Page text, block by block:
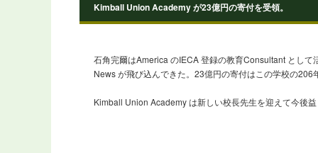
Kimball Union Academy が23億円の寄付を受領。
石角完爾はAmerica のIECA 登録の教育Consultant とし
News が飛び込んできた。23億円の寄付はこの学校の206
Kimball Union Academy は新しい校長先生を迎えて今後